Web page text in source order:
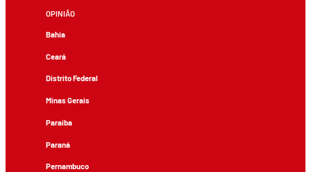
OPINIÃO
Bahia
Ceará
Distrito Federal
Minas Gerais
Paraíba
Paraná
Pernambuco